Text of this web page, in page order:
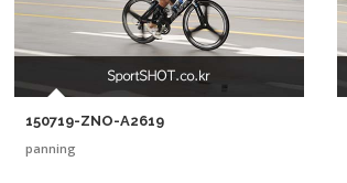
150719-ZNO-A2619
panning